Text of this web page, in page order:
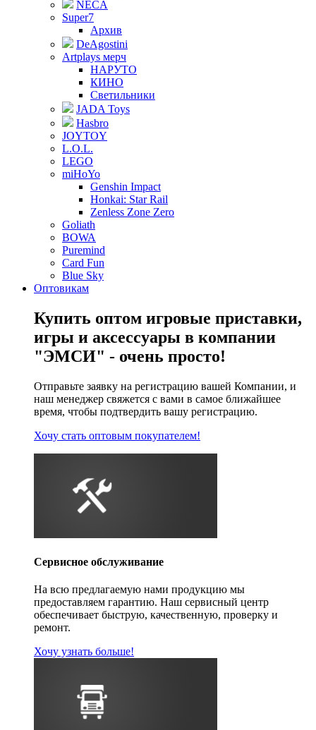
NECA
Super7
Архив
DeAgostini
Artplays мерч
НАРУТО
КИНО
Светильники
JADA Toys
Hasbro
JOYTOY
L.O.L.
LEGO
miHoYo
Genshin Impact
Honkai: Star Rail
Zenless Zone Zero
Goliath
BOWA
Puremind
Card Fun
Blue Sky
Оптовикам
Купить оптом игровые приставки,
игры и аксессуары в компании
"ЭМСИ" - очень просто!
Отправьте заявку на регистрацию вашей Компании, и
наш менеджер свяжется с вами в самое ближайшее
время, чтобы подтвердить вашу регистрацию.
Хочу стать оптовым покупателем!
Сервисное обслуживание
На всю предлагаемую нами продукцию мы
предоставляем гарантию. Наш сервисный центр
обеспечивает быструю, качественную, проверку и
ремонт.
Хочу узнать больше!